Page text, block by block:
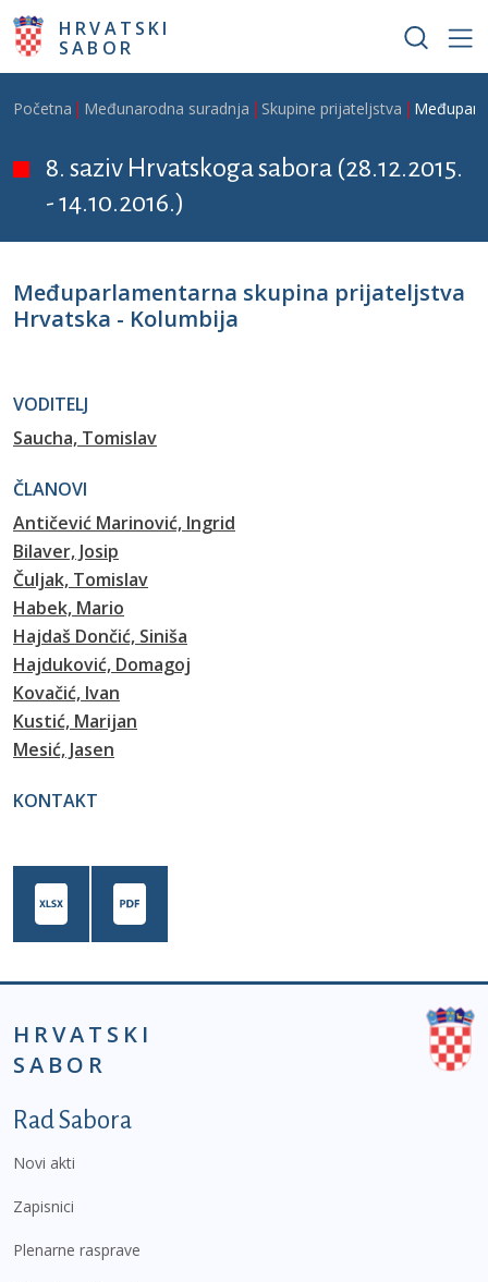
Skoči na glavni sadržaj
HRVATSKI
SABOR
Breadcrumb
Početna Međunarodna suradnja Skupine prijateljstva
8. saziv Hrvatskoga sabora (28.12.2015.
- 14.10.2016.)
Međuparlamentarna skupina prijateljstva
Hrvatska - Kolumbija
VODITELJ
Saucha, Tomislav
ČLANOVI
Antičević Marinović, Ingrid
Bilaver, Josip
Čuljak, Tomislav
Habek, Mario
Hajdaš Dončić, Siniša
Hajduković, Domagoj
Kovačić, Ivan
Kustić, Marijan
Mesić, Jasen
KONTAKT
HRVATSKI
SABOR
Podnožje prvi izbornik
Rad Sabora
Novi akti
Zapisnici
Plenarne rasprave